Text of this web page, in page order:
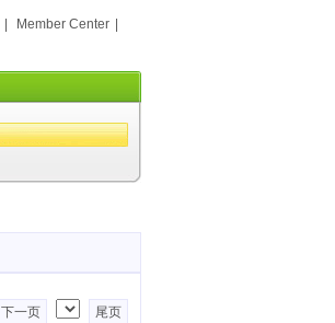
Member Center
下一页 尾页